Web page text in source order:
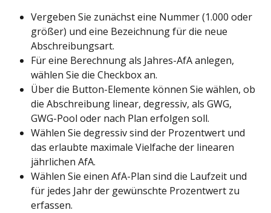
Vergeben Sie zunächst eine Nummer (1.000 oder
größer) und eine Bezeichnung für die neue
Abschreibungsart.
Für eine Berechnung als Jahres-AfA anlegen,
wählen Sie die Checkbox an.
Über die Button-Elemente können Sie wählen, ob
die Abschreibung linear, degressiv, als GWG,
GWG-Pool oder nach Plan erfolgen soll.
Wählen Sie degressiv sind der Prozentwert und
das erlaubte maximale Vielfache der linearen
jährlichen AfA.
Wählen Sie einen AfA-Plan sind die Laufzeit und
für jedes Jahr der gewünschte Prozentwert zu
erfassen.